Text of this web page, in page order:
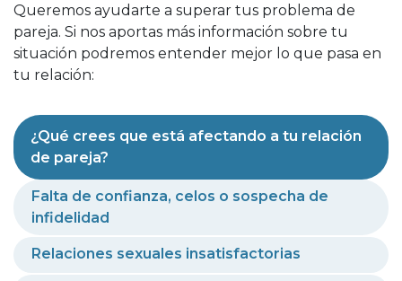
Queremos ayudarte a superar tus problema de
pareja. Si nos aportas más información sobre tu
situación podremos entender mejor lo que pasa en
tu relación:
¿Qué crees que está afectando a tu relación
de pareja?
Falta de confianza, celos o sospecha de
infidelidad
Relaciones sexuales insatisfactorias